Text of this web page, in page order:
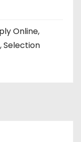
Online,
Selection